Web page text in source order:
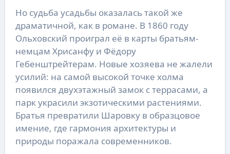
Но судьба усадьбы оказалась такой же
драматичной, как в романе. В 1860 году
Ольховский проиграл её в карты братьям-
немцам Хрисанфу и Фёдору
Гебенштрейтерам. Новые хозяева не жалели
усилий: на самой высокой точке холма
появился двухэтажный замок с террасами, а
парк украсили экзотическими растениями.
Братья превратили Шаровку в образцовое
имение, где гармония архитектуры и
природы поражала современников.